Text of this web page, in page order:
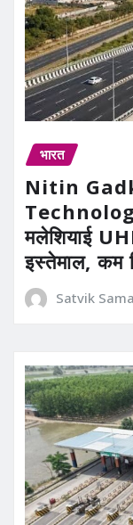
भारत
Nitin
मलेशियाई
इस्तेमाल, कम
Satvik